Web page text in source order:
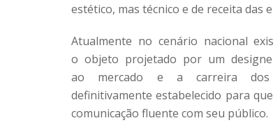
estético, mas técnico e de receita das
Atualmente no cenário nacional
o objeto projetado por um
ao mercado e a carreira dos
definitivamente estabelecido para
comunicação fluente com seu público.